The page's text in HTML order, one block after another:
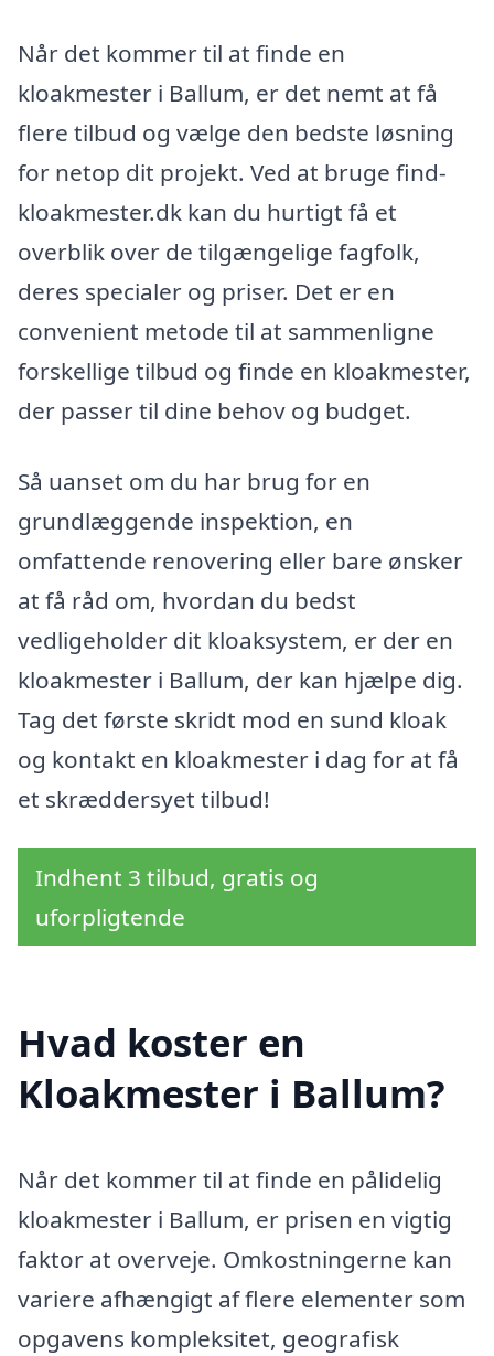
Når det kommer til at finde en
kloakmester i Ballum, er det nemt at få
flere tilbud og vælge den bedste løsning
for netop dit projekt. Ved at bruge find-
kloakmester.dk kan du hurtigt få et
overblik over de tilgængelige fagfolk,
deres specialer og priser. Det er en
convenient metode til at sammenligne
forskellige tilbud og finde en kloakmester,
der passer til dine behov og budget.
Så uanset om du har brug for en
grundlæggende inspektion, en
omfattende renovering eller bare ønsker
at få råd om, hvordan du bedst
vedligeholder dit kloaksystem, er der en
kloakmester i Ballum, der kan hjælpe dig.
Tag det første skridt mod en sund kloak
og kontakt en kloakmester i dag for at få
et skræddersyet tilbud!
Indhent 3 tilbud, gratis og
uforpligtende
Hvad koster en
Kloakmester i Ballum?
Når det kommer til at finde en pålidelig
kloakmester i Ballum, er prisen en vigtig
faktor at overveje. Omkostningerne kan
variere afhængigt af flere elementer som
opgavens kompleksitet, geografisk